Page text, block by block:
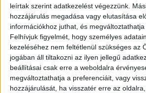
leírtak szerint adatkezelést végezzünk.
hozzájárulás megadása vagy elutasítása
információkhoz juthat, és megváltoztathatja
Felhívjuk figyelmét, hogy személyes
kezeléséhez nem feltétlenül szükséges az
jogában áll tiltakozni az ilyen jellegű
beállításai csak erre a weboldalra
megváltoztathatja a preferenciáit, vagy
hozzájárulását, ha visszatér erre az
El telt másfél év és mondhatni hiába,
időben, hogy nem tudnak segíteni és
esetleg. Mi végig bíztunk, de nem
Renike betegsége: embrionális
arcából indult, amit megműtöttek,és
vették ki a daganatot. 2sorozat
kb.2x6 óra 2napon át. Majd a